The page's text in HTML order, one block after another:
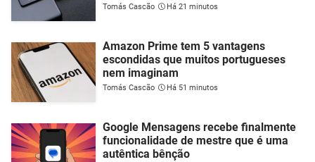
Tomás Cascão Há 21 minutos
Amazon Prime tem 5 vantagens
escondidas que muitos portugueses
nem imaginam
Tomás Cascão Há 51 minutos
Google Mensagens recebe finalmente
funcionalidade de mestre que é uma
autêntica bênção